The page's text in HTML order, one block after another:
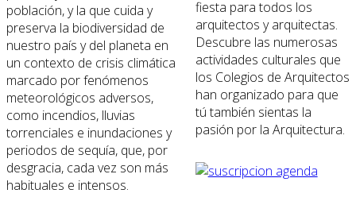
población, y la que cuida y
preserva la biodiversidad de
nuestro país y del planeta en
un contexto de crisis climática
marcado por fenómenos
meteorológicos adversos,
como incendios, lluvias
torrenciales e inundaciones y
periodos de sequía, que, por
desgracia, cada vez son más
habituales e intensos.
fiesta para todos los
arquitectos y arquitectas.
Descubre las numerosas
actividades culturales que
los Colegios de Arquitectos
han organizado para que
tú también sientas la
pasión por la Arquitectura.